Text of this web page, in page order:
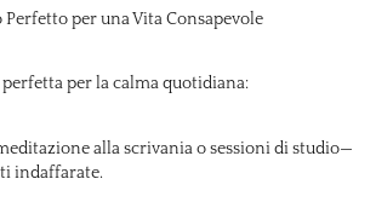
per una Vita Consapevole
per la calma quotidiana:
alla scrivania o sessioni di studio—
indaffarate.